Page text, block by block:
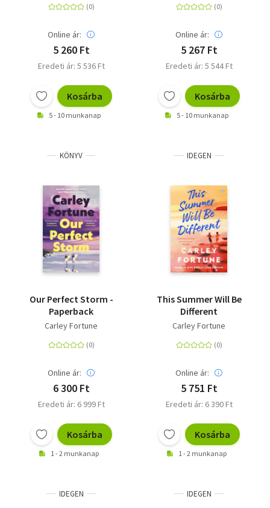
Online ár:
5 260 Ft
Eredeti ár: 5 536 Ft
Kosárba
5 - 10 munkanap
Online ár:
5 267 Ft
Eredeti ár: 5 544 Ft
Kosárba
5 - 10 munkanap
KÖNYV
Our Perfect Storm -
Paperback
Carley Fortune
Online ár:
6 300 Ft
Eredeti ár: 6 999 Ft
Kosárba
1 - 2 munkanap
IDEGEN
This Summer Will Be
Different
Carley Fortune
Online ár:
5 751 Ft
Eredeti ár: 6 390 Ft
Kosárba
1 - 2 munkanap
IDEGEN IDEGEN